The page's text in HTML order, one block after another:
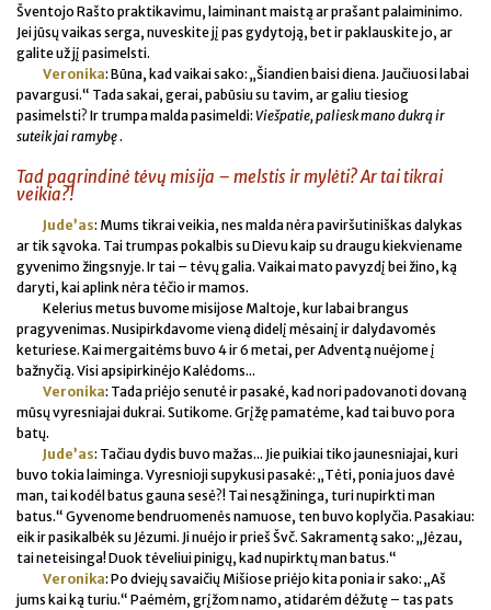
Šventojo Rašto praktikavimu, laiminant maistą ar prašant palaiminimo.
Jei jūsų vaikas serga, nuveskite jį pas gydytoją, bet ir paklauskite jo, ar
galite už jį pasimelsti.
Veronika: Būna, kad vaikai sako: „Šiandien baisi diena. Jaučiuosi labai
pavargusi.“ Tada sakai, gerai, pabūsiu su tavim, ar galiu tiesiog
pasimelsti? Ir trumpa malda pasimeldi: Viešpatie, paliesk mano dukrą ir
suteik jai ramybę.
Tad pagrindinė tėvų misija – melstis ir mylėti? Ar tai tikrai
veikia?!
Jude’as: Mums tikrai veikia, nes malda nėra paviršutiniškas dalykas
ar tik sąvoka. Tai trumpas pokalbis su Dievu kaip su draugu kiekviename
gyvenimo žingsnyje. Ir tai – tėvų galia. Vaikai mato pavyzdį bei žino, ką
daryti, kai aplink nėra tėčio ir mamos.
Kelerius metus buvome misijose Maltoje, kur labai brangus
pragyvenimas. Nusipirkdavome vieną didelį mėsainį ir dalydavomės
keturiese. Kai mergaitėms buvo 4 ir 6 metai, per Adventą nuėjome į
bažnyčią. Visi apsipirkinėjo Kalėdoms...
Veronika: Tada priėjo senutė ir pasakė, kad nori padovanoti dovaną
mūsų vyresniajai dukrai. Sutikome. Grįžę pamatėme, kad tai buvo pora
batų.
Jude’as: Tačiau dydis buvo mažas... Jie puikiai tiko jaunesniajai, kuri
buvo tokia laiminga. Vyresnioji supykusi pasakė: „Tėti, ponia juos davė
man, tai kodėl batus gauna sesė?! Tai nesąžininga, turi nupirkti man
batus.“ Gyvenome bendruomenės namuose, ten buvo koplyčia. Pasakiau:
eik ir pasikalbėk su Jėzumi. Ji nuėjo ir prieš Švč. Sakramentą sako: „Jėzau,
tai neteisinga! Duok tėveliui pinigų, kad nupirktų man batus.“
Veronika: Po dviejų savaičių Mišiose priėjo kita ponia ir sako: „Aš
jums kai ką turiu.“ Paėmėm, grįžom namo, atidarėm dėžutę – tas pats